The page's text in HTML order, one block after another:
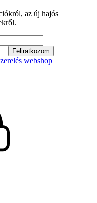
az új hajós
Feliratkozom